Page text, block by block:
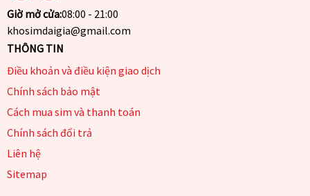
Giờ mở cửa:08:00 - 21:00
khosimdaigia@gmail.com
THÔNG TIN
Điều khoản và điều kiện giao dịch
Chính sách bảo mật
Cách mua sim và thanh toán
Chính sách đổi trả
Liên hệ
Sitemap